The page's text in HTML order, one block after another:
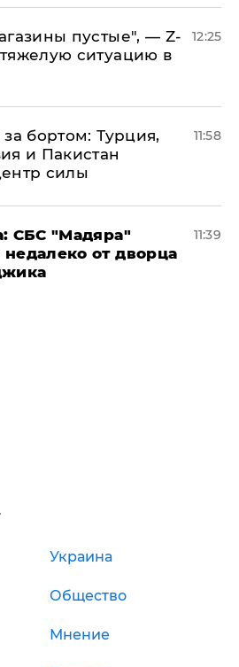
пустые", — Z-
ситуацию в
12:25
бортом: Турция,
и Пакистан
силы
11:58
СБС "Мадяра"
от дворца
11:39
Украина
Общество
Мнение